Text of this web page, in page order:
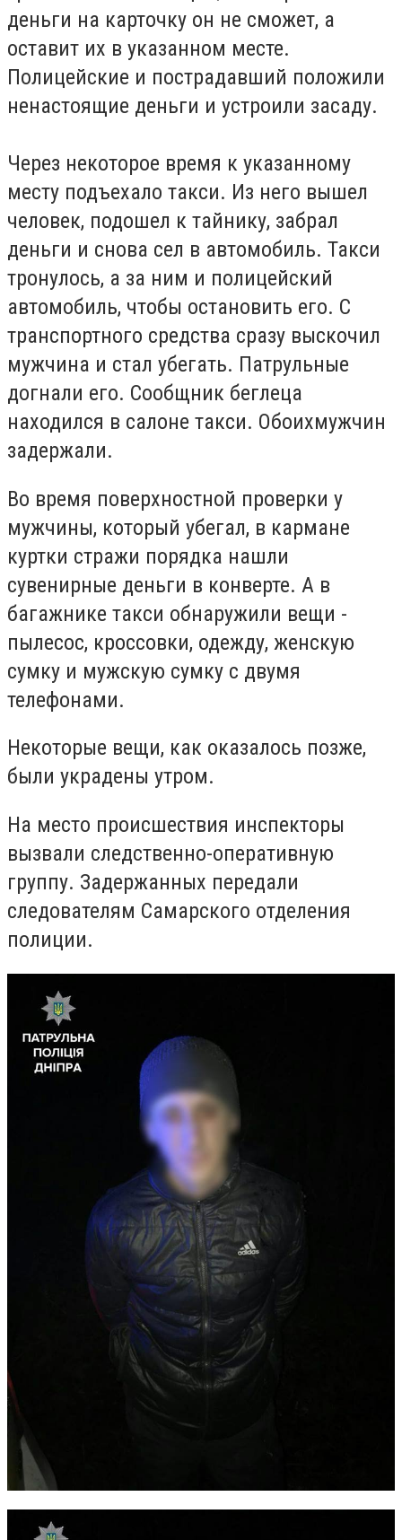
деньги на карточку он не сможет, а
оставит их в указанном месте.
Полицейские и пострадавший положили
ненастоящие деньги и устроили засаду.
Через некоторое время к указанному
месту подъехало такси. Из него вышел
человек, подошел к тайнику, забрал
деньги и снова сел в автомобиль. Такси
тронулось, а за ним и полицейский
автомобиль, чтобы остановить его. С
транспортного средства сразу выскочил
мужчина и стал убегать. Патрульные
догнали его. Сообщник беглеца
находился в салоне такси. Обоихмужчин
задержали.
Во время поверхностной проверки у
мужчины, который убегал, в кармане
куртки стражи порядка нашли
сувенирные деньги в конверте. А в
багажнике такси обнаружили вещи -
пылесос, кроссовки, одежду, женскую
сумку и мужскую сумку с двумя
телефонами.
Некоторые вещи, как оказалось позже,
были украдены утром.
На место происшествия инспекторы
вызвали следственно-оперативную
группу. Задержанных передали
следователям Самарского отделения
полиции.